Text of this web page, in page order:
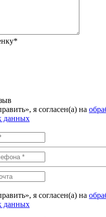
я согласен(а) на
данных
я согласен(а) на
данных